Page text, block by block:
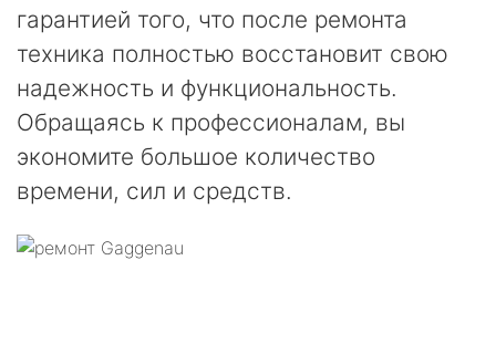
гарантией того, что после ремонта
техника полностью восстановит свою
надежность и функциональность.
Обращаясь к профессионалам, вы
экономите большое количество
времени, сил и средств.